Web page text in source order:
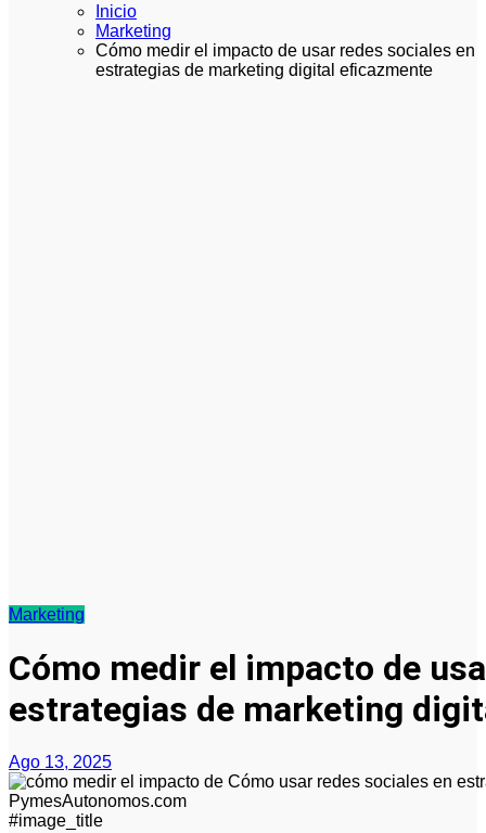
Inicio
Marketing
Cómo medir el impacto de usar redes sociales en
estrategias de marketing digital eficazmente
Marketing
Cómo medir el impacto de
estrategias de marketing
Ago 13, 2025
#image_title